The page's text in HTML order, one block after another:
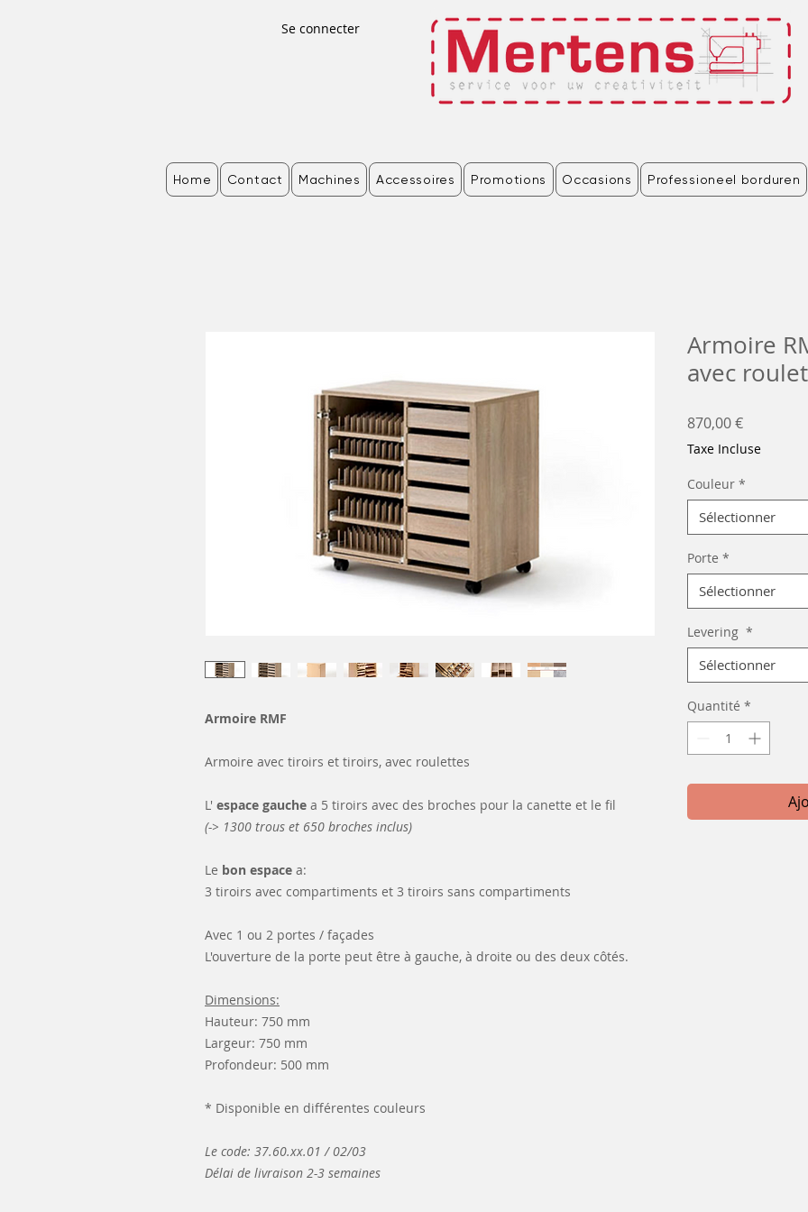
Se connecter
Home Contact Machines Accessoires Promotions Occasions Professioneel borduren
Armoire RMF
Armoire avec tiroirs et tiroirs, avec roulettes
L' espace gauche a 5 tiroirs avec des broches pour la canette et le fil
(-> 1300 trous et 650 broches inclus)
Le bon espace a:
3 tiroirs avec compartiments et 3 tiroirs sans compartiments
Avec 1 ou 2 portes / façades
L'ouverture de la porte peut être à gauche, à droite ou des deux côtés.
Dimensions:
Hauteur: 750 mm
Largeur: 750 mm
Profondeur: 500 mm
* Disponible en différentes couleurs
Le code: 37.60.xx.01 / 02/03
Délai de livraison 2-3 semaines
Armoire
avec
870,00 €Prix
Taxe Incluse
Couleur *
Sélectionner
Porte *
Sélectionner
Levering *
Sélectionner
Quantité *